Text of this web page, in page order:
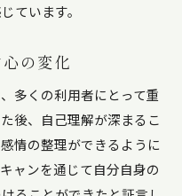
ています。
の変化
多くの利用者にとって重
後、自己理解が深まるこ
情の整理ができるように
ャンを通じて自分自身の